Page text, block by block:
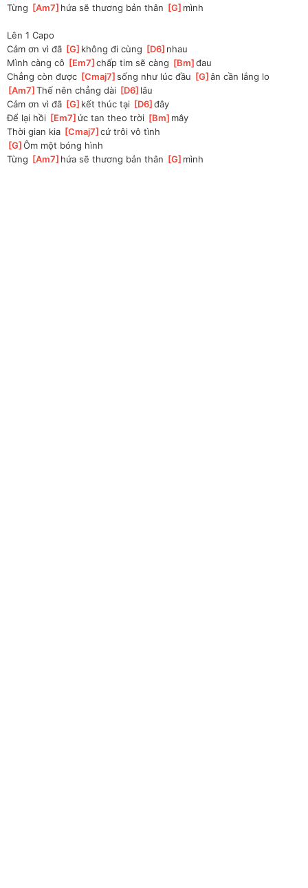
Từng [Am7 ]hứa sẽ thương bản thân [G ]mình
Lên 1 Capo
Cảm ơn vì đã [G ]không đi cùng [D6 ]nhau
Mình càng cô [Em7 ]
chấp tim sẽ càng [Bm ]
đau
Chẳng còn được [Cmaj7 ]
sống như lúc đầu [G ]
ân cần lắng lo
[Am7 ]
Thế nên chẳng dài [D6 ]lâu
Cảm ơn vì đã [G ]kết thúc tại [D6 ]
đây
Để lại hồi [Em7 ]ức tan theo trời [Bm ]mây
Thời gian kia [Cmaj7 ]
cứ trôi vô tình
[G ]
Ôm một bóng hình
Từng [Am7 ]hứa sẽ thương bản thân [G ]mình